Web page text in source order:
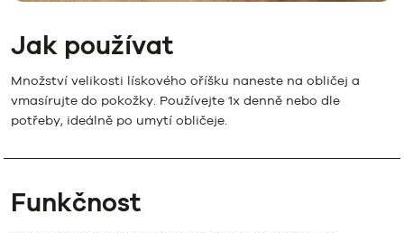
Jak používat
Množství velikosti lískového oříšku naneste na obličej a
vmasírujte do pokožky. Používejte 1x denně nebo dle
potřeby, ideálně po umytí obličeje.
Funkčnost